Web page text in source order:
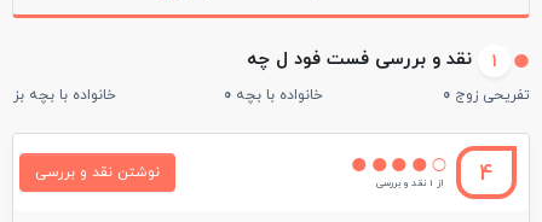
1 نقد و بررسی فست فود ل چه
تفریحی زوج 0 خانواده با بچه 0 خانواده با بچه
4 از 1 نقد و بررسی
نوشتن نقد و بررسی